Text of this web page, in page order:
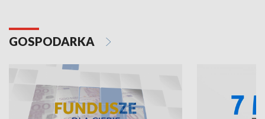
GOSPODARKA